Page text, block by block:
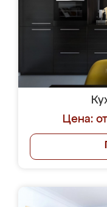
Цена: